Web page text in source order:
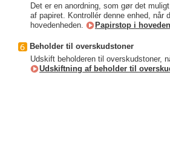
Det er en anordning, som gør det
af papiret. Kontrollér denne enhed, når
hovedenheden.
Papirstop i
Beholder til overskudstoner
Udskift beholderen til overskudstoner,
Udskiftning af beholder til